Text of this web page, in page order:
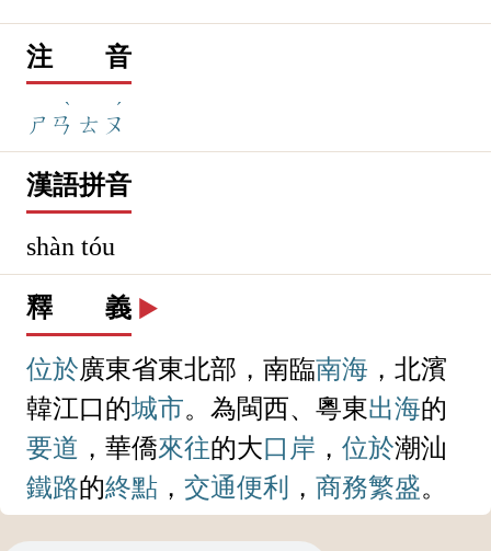
注 音
ㄕㄢ
ˋ
ㄊㄡ
ˊ
漢語拼音
shàn tóu
釋 義 ▶️
位於廣東省東北部，南臨南海 ，北濱
韓江口的城市。為閩西、粵東出海的
要道 ，華僑來往的大口岸 ， 位於潮汕
鐵路的終點 ， 交通便利 ， 商務繁盛。